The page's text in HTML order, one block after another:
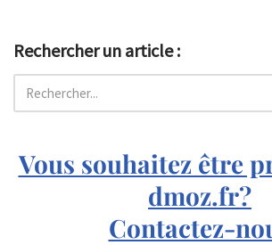
Rechercher un article :
Vous souhaitez être
dmoz.fr?
Contactez-